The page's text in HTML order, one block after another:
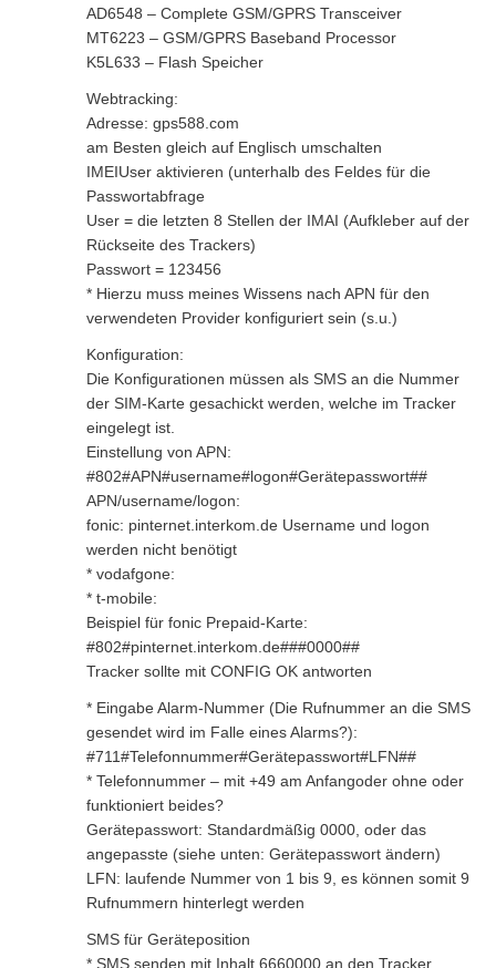
AD6548 – Complete GSM/GPRS Transceiver
MT6223 – GSM/GPRS Baseband Processor
K5L633 – Flash Speicher
Webtracking:
Adresse: gps588.com
am Besten gleich auf Englisch umschalten
IMEIUser aktivieren (unterhalb des Feldes für die
Passwortabfrage
User = die letzten 8 Stellen der IMAI (Aufkleber auf der
Rückseite des Trackers)
Passwort = 123456
* Hierzu muss meines Wissens nach APN für den
verwendeten Provider konfiguriert sein (s.u.)
Konfiguration:
Die Konfigurationen müssen als SMS an die Nummer
der SIM-Karte gesachickt werden, welche im Tracker
eingelegt ist.
Einstellung von APN:
#802#APN#username#logon#Gerätepasswort##
APN/username/logon:
fonic: pinternet.interkom.de Username und logon
werden nicht benötigt
* vodafgone:
* t-mobile:
Beispiel für fonic Prepaid-Karte:
#802#pinternet.interkom.de###0000##
Tracker sollte mit CONFIG OK antworten
* Eingabe Alarm-Nummer (Die Rufnummer an die SMS
gesendet wird im Falle eines Alarms?):
#711#Telefonnummer#Gerätepasswort#LFN##
* Telefonnummer – mit +49 am Anfangoder ohne oder
funktioniert beides?
Gerätepasswort: Standardmäßig 0000, oder das
angepasste (siehe unten: Gerätepasswort ändern)
LFN: laufende Nummer von 1 bis 9, es können somit 9
Rufnummern hinterlegt werden
SMS für Geräteposition
* SMS senden mit Inhalt 6660000 an den Tracker